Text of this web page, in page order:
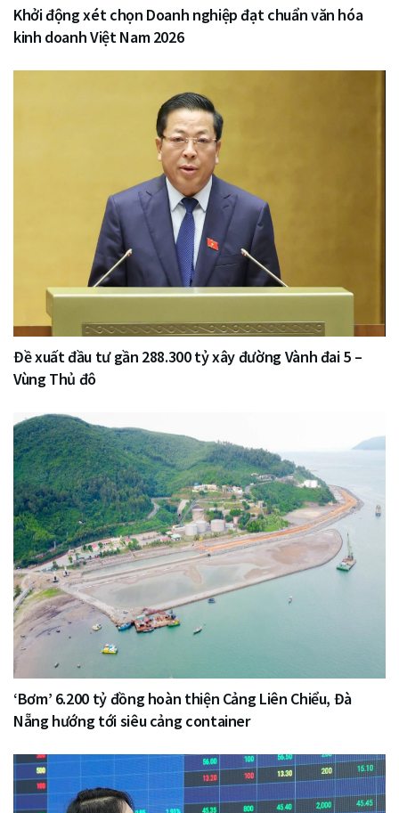
Khởi động xét chọn Doanh nghiệp đạt chuẩn văn hóa
kinh doanh Việt Nam 2026
Đề xuất đầu tư gần 288.300 tỷ xây đường Vành đai 5 –
Vùng Thủ đô
‘Bơm’ 6.200 tỷ đồng hoàn thiện Cảng Liên Chiểu, Đà
Nẵng hướng tới siêu cảng container